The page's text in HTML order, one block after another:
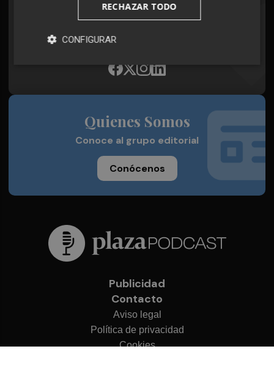
Síguenos en redes
Plaza Podcast, desde cualquier medio
Quienes Somos
Conoce al grupo editorial
Conócenos
Publicidad
Contacto
Aviso legal
Política de privacidad
Cookies
RECHAZAR TODO
CONFIGURAR